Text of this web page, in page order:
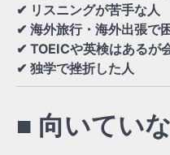
✔ リスニングが苦手な人
✔ 海外旅行・海外出張で
✔ TOEICや英検はあるが
✔ 独学で挫折した人
■ 向いてい